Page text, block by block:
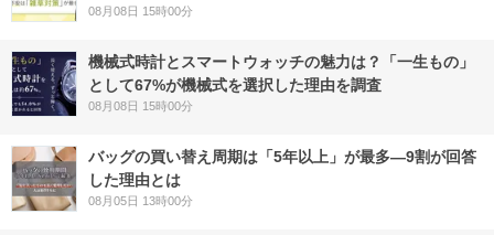
08月08日 15時00分
機械式時計とスマートウォッチの魅力は？「一生もの」
として67%が機械式を選択した理由を調査
08月08日 15時00分
バッグの買い替え周期は「5年以上」が最多―9割が回答
した理由とは
08月05日 13時00分